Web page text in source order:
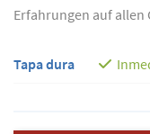
Erfahrungen auf allen
Tapa dura